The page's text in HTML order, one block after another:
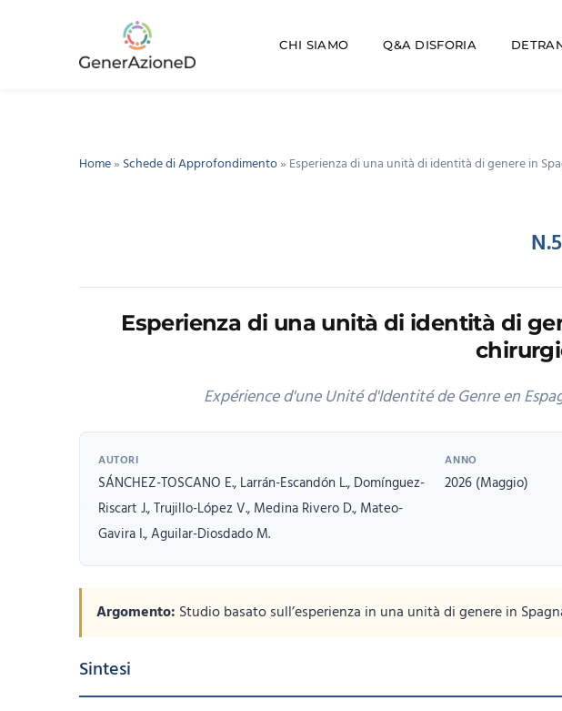
CHI SIAMO Q&A DISFORIA
Home» Schede di Approfondimento» Esperienza di una unità di identità di genere in
Esperienza di una unità di identità di
Expérience d'une Unité d'Identité de Genre en
AUTORI
SÁNCHEZ-TOSCANO E., Larrán-Escandón L., Domínguez-
Riscart J., Trujillo-López V., Medina Rivero D., Mateo-
Gavira I., Aguilar-Diosdado M.
ANNO
2026 (Maggio)
Argomento: Studio basato sull’esperienza in una unità di genere in
Sintesi